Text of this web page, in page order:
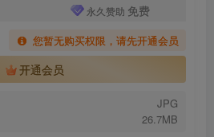
永久赞助 免费
您暂无购买权限，请先开通会员
开通会员
JPG
26.7MB